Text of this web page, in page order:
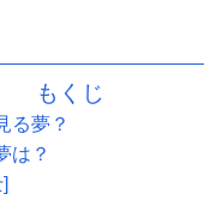
じ
る夢？
は？